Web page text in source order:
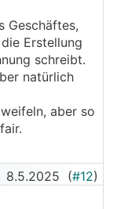
Geschäftes,
Erstellung
schreibt.
natürlich
aber so
8.5.2025 (#12)